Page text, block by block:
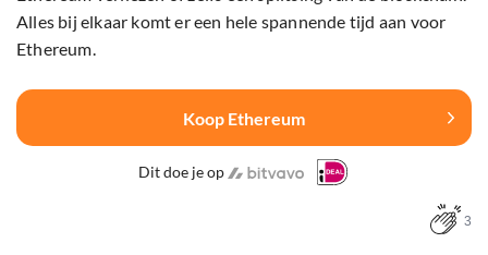
Alles bij elkaar komt er een hele spannende tijd aan voor
Ethereum.
Koop Ethereum
Dit doe je op
3